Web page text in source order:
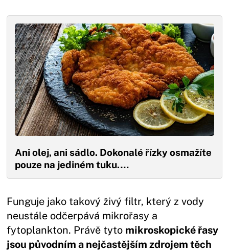
Ani olej, ani sádlo. Dokonalé řízky osmažíte
pouze na jediném tuku.…
Funguje jako takový živý filtr, který z vody
neustále odčerpává mikrořasy a
fytoplankton. Právě tyto mikroskopické řasy
jsou původním a nejčastějším zdrojem těch